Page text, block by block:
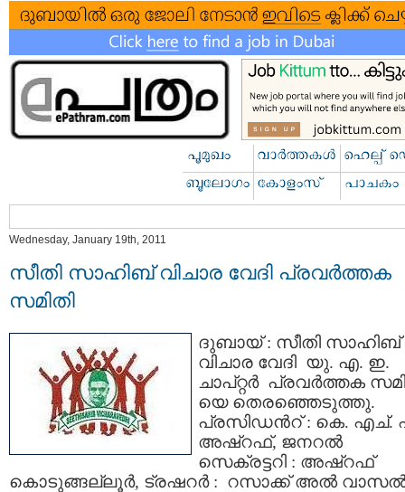
Wednesday, January 19th, 2011
സീതി സാഹിബ്‌ വിചാര വേദി പ്രവര്‍ത്തക
സമിതി
ദുബായ് : സീതി സാഹിബ്‌
വിചാര വേദി യു. എ. ഇ.
ചാപ്റ്റര്‍ പ്രവര്‍ത്തക
യെ തെരഞ്ഞെടുത്തു.
പ്രസിഡന്‍റ് : കെ. എച്.
അഷ്‌റഫ്‌, ജനറല്‍
സെക്രട്ടറി : അഷ്‌റഫ്‌
കൊടുങ്ങല്ലൂര്‍, ട്രഷറര്‍ : റസാക്ക് അല്‍